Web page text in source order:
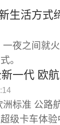
生活方式
一夜之间就
。
一代 欧
洲标准 公
级卡车体验